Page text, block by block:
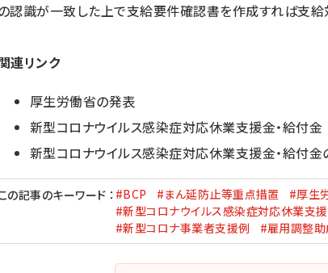
認識が一致した上で支給要件確認書を作成すれば支給
連リンク
厚生労働省の発表
新型コロナウイルス感染症対応休業支援金・給付金
新型コロナウイルス感染症対応休業支援金・給付金
の記事のキーワード ： #BCP #まん延防止等重点措置 #厚生
#新型コロナウイルス感染症対応休業支援
#新型コロナ事業者支援例
#雇用調整